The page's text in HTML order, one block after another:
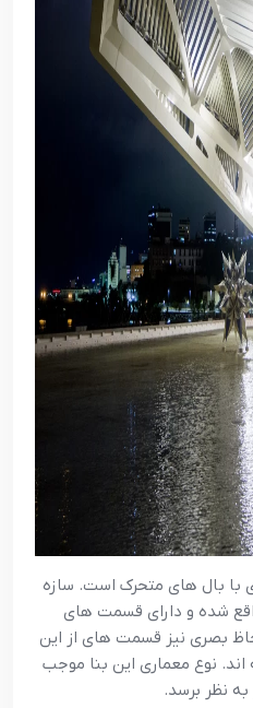
با بال های متحرک است. سازه
شده و دارای قسمت های
بصری نیز قسمت های از این
اند. نوع معماری این بنا موجب
نظر برسد.